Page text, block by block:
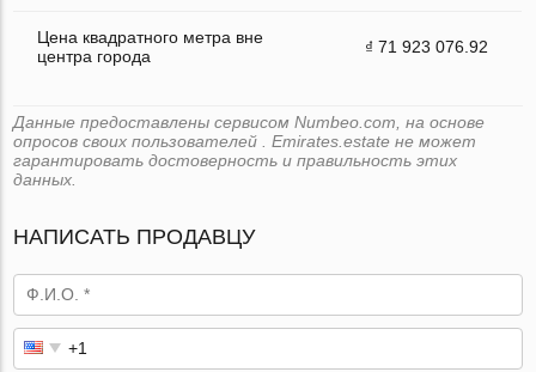
Цена квадратного метра вне
центра города
₫ 71 923 076.92
Данные предоставлены сервисом Numbeo.com, на основе
опросов своих пользователей . Emirates.estate не может
гарантировать достоверность и правильность этих
данных.
НАПИСАТЬ ПРОДАВЦУ